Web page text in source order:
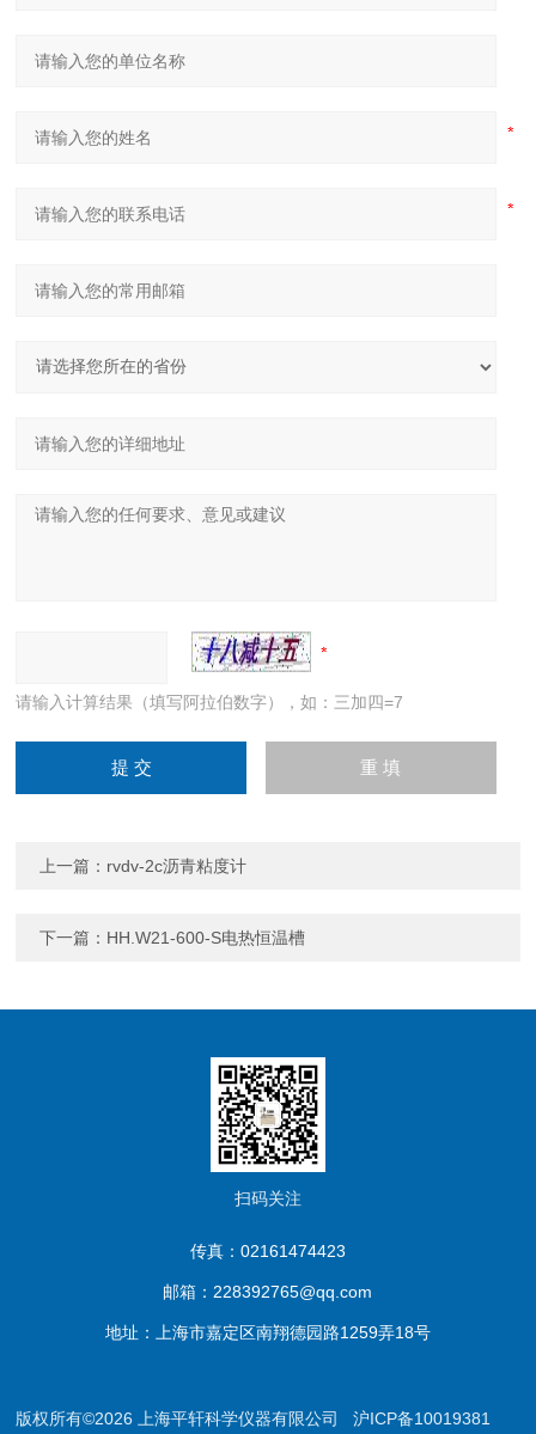
请输入计算结果（填写阿拉伯数字），如：三加四=7
上一篇： rvdv-2c沥青粘度计
下一篇： HH.W21-600-S电热恒温槽
扫码关注
传真：02161474423
邮箱：228392765@qq.com
地址：上海市嘉定区南翔德园路1259弄18号
版权所有©2026 上海平轩科学仪器有限公司沪ICP备10019381